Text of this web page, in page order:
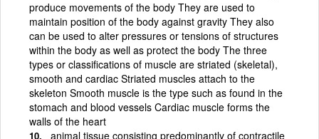
produce movements of the body They are used to
maintain position of the body against gravity They also
can be used to alter pressures or tensions of structures
within the body as well as protect the body The three
types or classifications of muscle are striated (skeletal),
smooth and cardiac Striated muscles attach to the
skeleton Smooth muscle is the type such as found in the
stomach and blood vessels Cardiac muscle forms the
walls of the heart
animal tissue consisting predominantly of contractile